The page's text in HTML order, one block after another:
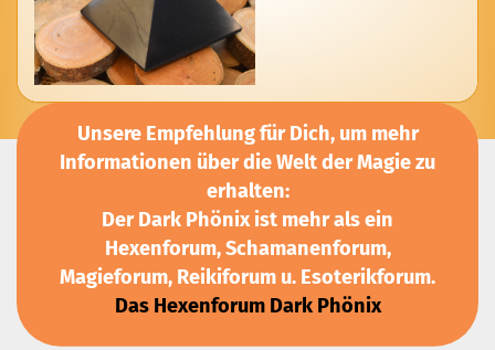
Unsere Empfehlung für Dich, um mehr
Informationen über die Welt der Magie zu
erhalten:
Der Dark Phönix ist mehr als ein
Hexenforum, Schamanenforum,
Magieforum, Reikiforum u. Esoterikforum.
Das Hexenforum Dark Phönix